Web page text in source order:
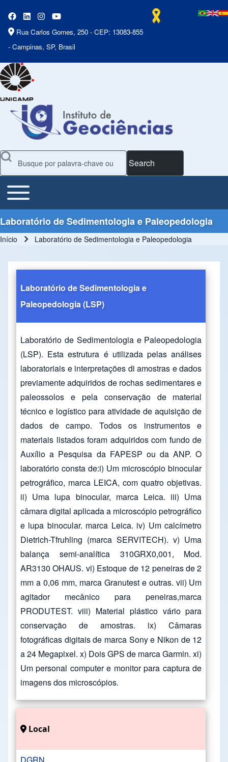
Rua Carlos Gomes, 250 - CEP: 13083-855
- Campinas, SP, Brasil
Search
Main Menu
Toggle main menu
Laboratório de Sedimentologia e Paleopedologia
Início Laboratório de Sedimentologia e Paleopedologia
Laboratório de Sedimentologia e
Paleopedologia(LSP)
Laboratório de Sedimentologia e Paleopedologia
(LSP). Esta estrutura é utilizada pelas análises
laboratoriais e interpretações di amostras e dados
previamente adquiridos de rochas sedimentares e
paleossolos e pela conservação de material
técnico e logístico para atividade de aquisição de
dados de campo. Todos os instrumentos e
materiais listados foram adquiridos com fundo de
Auxílio a Pesquisa da FAPESP ou da ANP. O
laboratório consta de:i) Um microscópio binocular
petrográfico, marca LEICA, com quatro objetivas.
ii) Uma lupa binocular, marca Leica. iii) Uma
câmara digital aplicada a microscópio petrográfico
e lupa binocular. marca Leica. iv) Um calcímetro
Dietrich-Tfruhling (marca SERVITECH). v) Uma
balança semi-analítica 310GRX0,001, Mod.
AR3130 OHAUS. vi) Estoque de 12 peneiras de 2
mm a 0,06 mm, marca Granutest e outras. vii) Um
agitador mecânico para peneiras,marca
PRODUTEST. viii) Material plástico vário para
conservação de amostras. ix) Câmaras
fotográficas digitais de marca Sony e Nikon de 12
a 24 Megapixel. x) Dois GPS de marca Garmin. xi)
Um personal computer e monitor para captura de
imagens dos microscópios.
Local